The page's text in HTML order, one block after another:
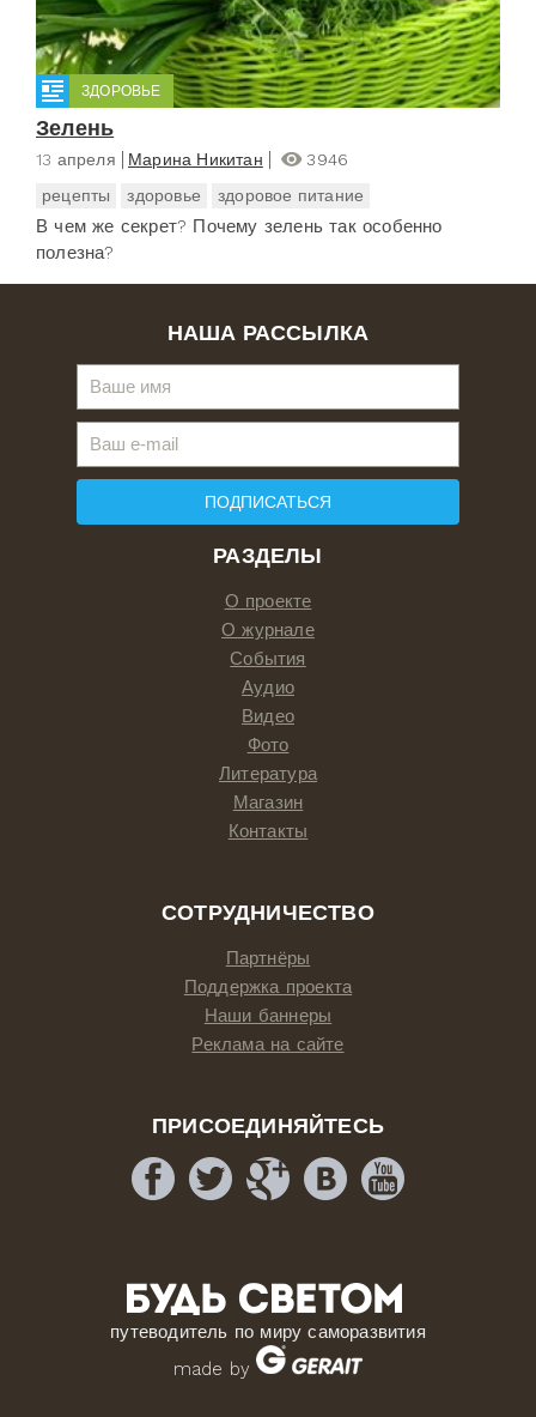
ЗДОРОВЬЕ
Зелень
13 апреля Марина Никитан
3946
рецепты
здоровье здоровое питание
В чем же секрет? Почему зелень так особенно
полезна?
РАЗДЕЛЫ
О проекте
О журнале
События
Аудио
Видео
Фото
Литература
Магазин
Контакты
СОТРУДНИЧЕСТВО
Партнёры
Поддержка проекта
Наши баннеры
Реклама на сайте
ПРИСОЕДИНЯЙТЕСЬ
путеводитель по миру саморазвития
made by
НАША РАССЫЛКА
ПОДПИСАТЬСЯ